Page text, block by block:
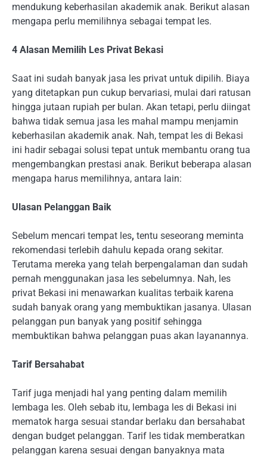
mendukung keberhasilan akademik anak. Berikut alasan
mengapa perlu memilihnya sebagai tempat les.
4 Alasan Memilih Les Privat Bekasi
Saat ini sudah banyak jasa les privat untuk dipilih. Biaya
yang ditetapkan pun cukup bervariasi, mulai dari ratusan
hingga jutaan rupiah per bulan. Akan tetapi, perlu diingat
bahwa tidak semua jasa les mahal mampu menjamin
keberhasilan akademik anak. Nah, tempat les di Bekasi
ini hadir sebagai solusi tepat untuk membantu orang tua
mengembangkan prestasi anak. Berikut beberapa alasan
mengapa harus memilihnya, antara lain:
Ulasan Pelanggan Baik
Sebelum mencari tempat les, tentu seseorang meminta
rekomendasi terlebih dahulu kepada orang sekitar.
Terutama mereka yang telah berpengalaman dan sudah
pernah menggunakan jasa les sebelumnya. Nah, les
privat Bekasi ini menawarkan kualitas terbaik karena
sudah banyak orang yang membuktikan jasanya. Ulasan
pelanggan pun banyak yang positif sehingga
membuktikan bahwa pelanggan puas akan layanannya.
Tarif Bersahabat
Tarif juga menjadi hal yang penting dalam memilih
lembaga les. Oleh sebab itu, lembaga les di Bekasi ini
mematok harga sesuai standar berlaku dan bersahabat
dengan budget pelanggan. Tarif les tidak memberatkan
pelanggan karena sesuai dengan banyaknya mata